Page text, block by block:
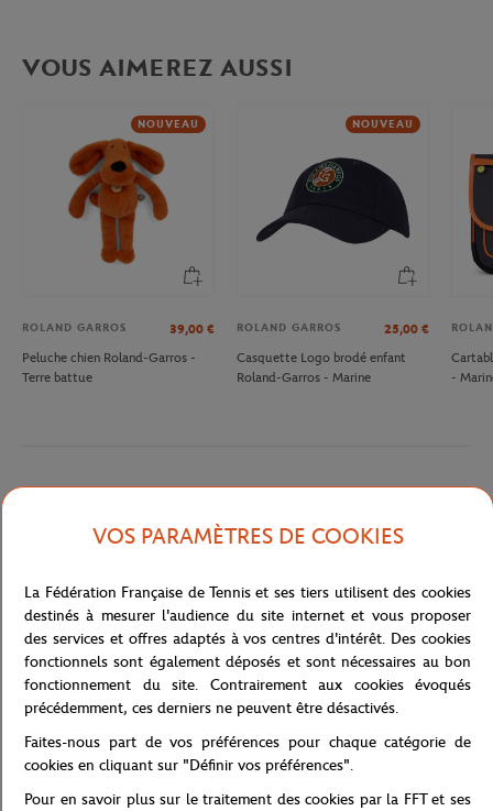
VOUS AIMEREZ AUSSI
NOUVEAU
ROLAND GARROS 39,00 €
Peluche chien Roland-Garros -
Terre battue
NOUVEAU
ROLAND GARROS 25,00 €
Casquette Logo brodé enfant
Roland-Garros - Marine
-
Description détaillée
Référence :RPPU1218-MLT-TU
Caractéristiques
Livraison et retours
VOS PARAMÈTRES DE COOKIES
La Fédération Française de Tennis et ses tiers utilisent des cookies
destinés à mesurer l'audience du site internet et vous proposer
des services et offres adaptés à vos centres d'intérêt. Des cookies
fonctionnels sont également déposés et sont nécessaires au bon
fonctionnement du site. Contrairement aux cookies évoqués
précédemment, ces derniers ne peuvent être désactivés.
Faites-nous part de vos préférences pour chaque catégorie de
cookies en cliquant sur "Définir vos préférences".
Pour en savoir plus sur le traitement des cookies par la FFT et ses